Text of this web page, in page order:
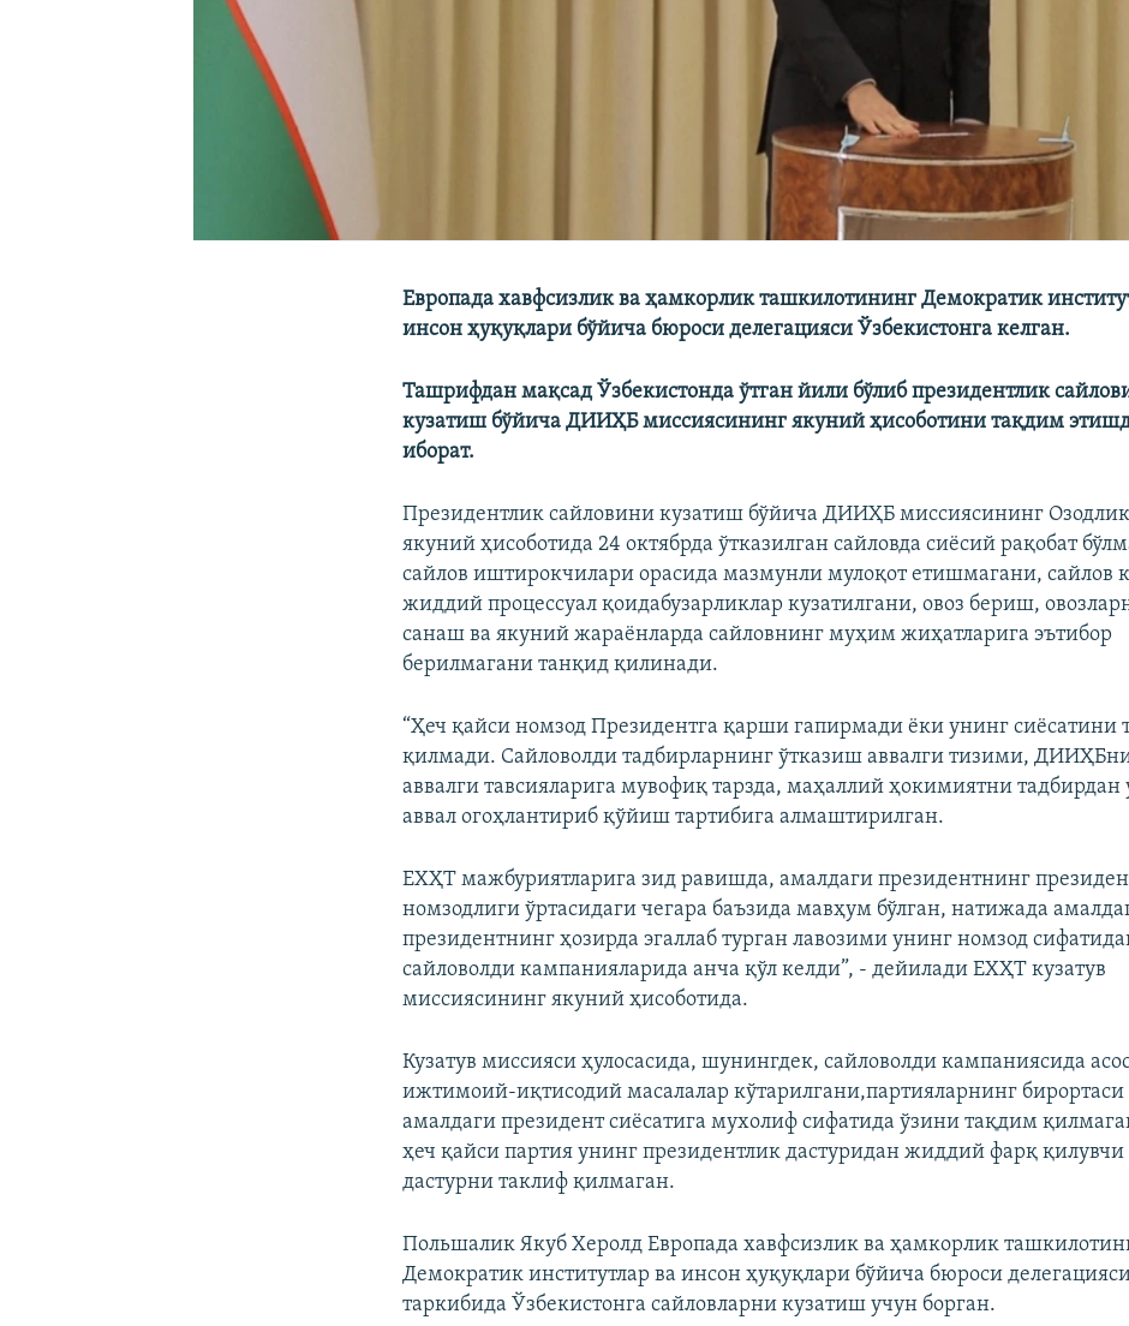
Европада хавфсизлик ва ҳамкорлик ташкилотининг Демократик
инсон ҳуқуқлари бўйича бюроси делегацияси Ўзбекистонга келган.
Ташрифдан мақсад Ўзбекистонда ўтган йили бўлиб президентлик
кузатиш бўйича ДИИҲБ миссиясининг якуний ҳисоботини тақдим
иборат.
Президентлик сайловини кузатиш бўйича ДИИҲБ миссиясининг
якуний ҳисоботида 24 октябрда ўтказилган сайловда сиёсий рақобат
сайлов иштирокчилари орасида мазмунли мулоқот етишмагани, сайлов
жиддий процессуал қоидабузарликлар кузатилгани, овоз бериш,
санаш ва якуний жараёнларда сайловнинг муҳим жиҳатларига эътибор
берилмагани танқид қилинади.
“Ҳеч қайси номзод Президентга қарши гапирмади ёки унинг сиёсатини
қилмади. Сайловолди тадбирларнинг ўтказиш аввалги тизими,
аввалги тавсияларига мувофиқ тарзда, маҳаллий ҳокимиятни тадбирдан
аввал огоҳлантириб қўйиш тартибига алмаштирилган.
ЕХҲТ мажбуриятларига зид равишда, амалдаги президентнинг
номзодлиги ўртасидаги чегара баъзида мавҳум бўлган, натижада
президентнинг ҳозирда эгаллаб турган лавозими унинг номзод
сайловолди кампанияларида анча қўл келди”, - дейилади ЕХҲТ кузатув
миссиясининг якуний ҳисоботида.
Кузатув миссияси ҳулосасида, шунингдек, сайловолди кампаниясида
ижтимоий-иқтисодий масалалар кўтарилгани,партияларнинг бирортаси
амалдаги президент сиёсатига мухолиф сифатида ўзини тақдим
ҳеч қайси партия унинг президентлик дастуридан жиддий фарқ қилувчи
дастурни таклиф қилмаган.
Польшалик Якуб Херолд Европада хавфсизлик ва ҳамкорлик
Демократик институтлар ва инсон ҳуқуқлари бўйича бюроси
таркибида Ўзбекистонга сайловларни кузатиш учун борган.